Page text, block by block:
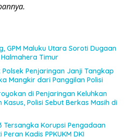
GPM Maluku Utara Soroti Dugaan
Timur
Polsek Penjaringan Janji Tangkap
Mangkir dari Panggilan Polisi
di Penjaringan Keluhkan
Polisi Sebut Berkas Masih di
Korupsi Pengadaan
Kadis PPKUKM DKI